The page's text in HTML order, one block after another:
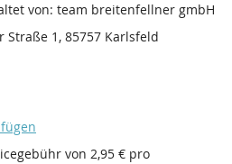
von: team breitenfellner gmbH
Straße 1, 85757 Karlsfeld
von 2,95 € pro